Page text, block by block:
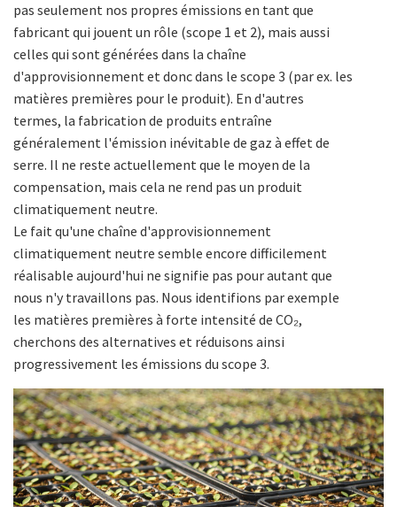
pas seulement nos propres émissions en tant que
fabricant qui jouent un rôle (scope 1 et 2), mais aussi
celles qui sont générées dans la chaîne
d'approvisionnement et donc dans le scope 3 (par ex. les
matières premières pour le produit). En d'autres
termes, la fabrication de produits entraîne
généralement l'émission inévitable de gaz à effet de
serre. Il ne reste actuellement que le moyen de la
compensation, mais cela ne rend pas un produit
climatiquement neutre.
Le fait qu'une chaîne d'approvisionnement
climatiquement neutre semble encore difficilement
réalisable aujourd'hui ne signifie pas pour autant que
nous n'y travaillons pas. Nous identifions par exemple
les matières premières à forte intensité de CO₂,
cherchons des alternatives et réduisons ainsi
progressivement les émissions du scope 3.